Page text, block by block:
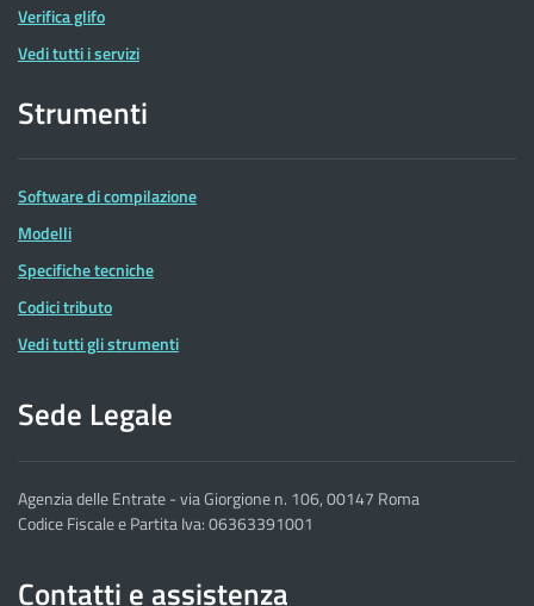
Verifica glifo
Vedi tutti i servizi
Strumenti
Software di compilazione
Modelli
Specifiche tecniche
Codici tributo
Vedi tutti gli strumenti
Sede Legale
Agenzia delle Entrate - via Giorgione n. 106, 00147 Roma
Codice Fiscale e Partita Iva: 06363391001
Contatti e assistenza